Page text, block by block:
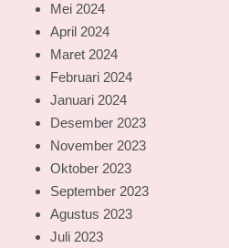
Mei 2024
April 2024
Maret 2024
Februari 2024
Januari 2024
Desember 2023
November 2023
Oktober 2023
September 2023
Agustus 2023
Juli 2023